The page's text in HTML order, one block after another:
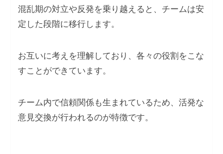
混乱期の対立や反発を乗り越えると、チームは安
定した段階に移行します。
お互いに考えを理解しており、各々の役割をこな
すことができています。
チーム内で信頼関係も生まれているため、活発な
意見交換が行われるのが特徴です。